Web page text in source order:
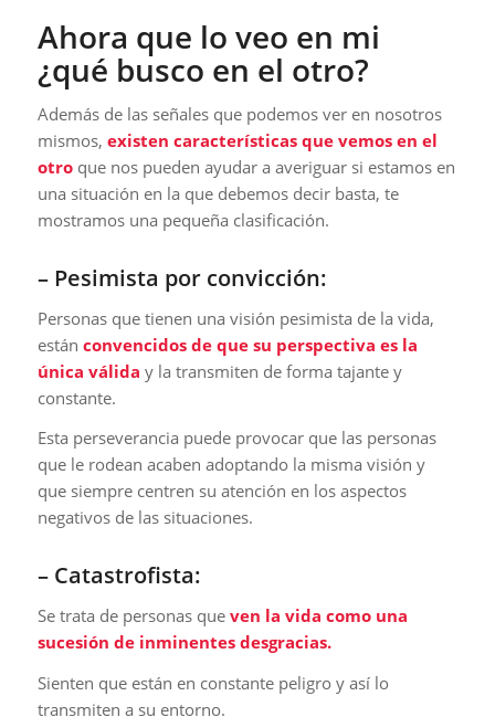
Ahora que lo veo en mi
¿qué busco en el otro?
Además de las señales que podemos ver en nosotros
mismos, existen características que vemos en el
otroque nos pueden ayudar a averiguar si estamos en
una situación en la que debemos decir basta, te
mostramos una pequeña clasificación.
– Pesimista por convicción:
Personas que tienen una visión pesimista de la vida,
están convencidos de que su perspectiva es la
única válida y la transmiten de forma tajante y
constante.
Esta perseverancia puede provocar que las personas
que le rodean acaben adoptando la misma visión y
que siempre centren su atención en los aspectos
negativos de las situaciones.
– Catastrofista:
Se trata de personas que ven la vida como una
sucesión de inminentes desgracias.
Sienten que están en constante peligro y así lo
transmiten a su entorno.